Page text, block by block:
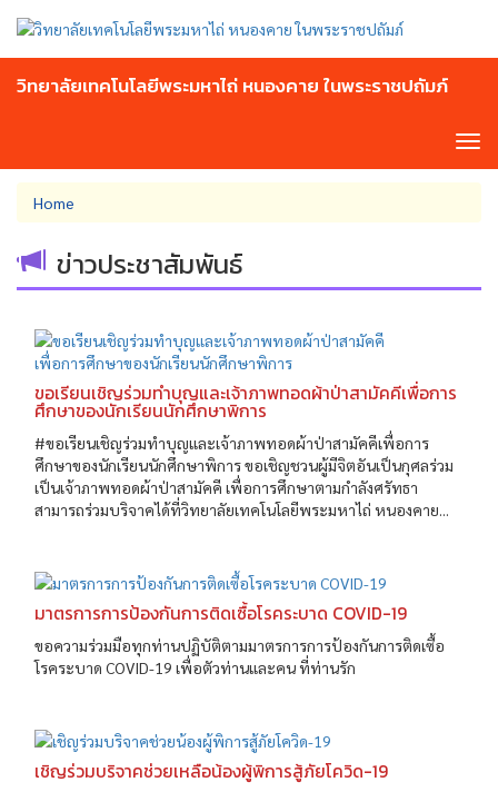
main
content
วิทยาลัยเทคโนโลยีพระมหาไถ่ หนองคาย ในพระราชปถัมภ์
You
are
here
Home
ข่าวประชาสัมพันธ์
ขอเรียนเชิญร่วมทำบุญและเจ้าภาพทอดผ้าป่าสามัคคีเพื่อการ
ศึกษาของนักเรียนนักศึกษาพิการ
#ขอเรียนเชิญร่วมทำบุญและเจ้าภาพทอดผ้าป่าสามัคคีเพื่อการ
ศึกษาของนักเรียนนักศึกษาพิการ ขอเชิญชวนผู้มีจิตอันเป็นกุศลร่วม
เป็นเจ้าภาพทอดผ้าป่าสามัคคี เพื่อการศึกษาตามกำลังศรัทธา
สามารถร่วมบริจาคได้ที่วิทยาลัยเทคโนโลยีพระมหาไถ่ หนองคาย...
มาตรการการป้องกันการติดเซื้อโรคระบาด COVID-19
ขอความร่วมมือทุกท่านปฏิบัติตามมาตรการการป้องกันการติดเซื้อ
โรคระบาด COVID-19 เพื่อตัวท่านและคน ที่ท่านรัก
เชิญร่วมบริจาคช่วยเหลือน้องผู้พิการสู้ภัยโควิด-19